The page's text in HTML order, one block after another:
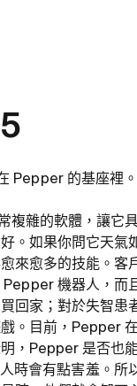
Pepper 的基座裡
複雜的軟體，讓它
。如果你問它天
來愈多的技能。
機器人，而
回家；對於失智
。目前，Pepper
，Pepper 是否也
時會有點害羞。所